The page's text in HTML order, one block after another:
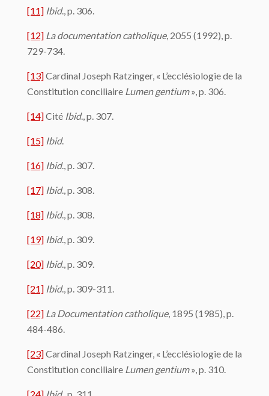
[11] Ibid., p. 306.
[12] La documentation catholique, 2055 (1992), p.
729-734.
[13]Cardinal Joseph Ratzinger, « L’ecclésiologie de la
Constitution conciliaire Lumen gentium», p. 306.
[14]Cité Ibid., p. 307.
[15] Ibid.
[16] Ibid., p. 307.
[17] Ibid., p. 308.
[18] Ibid., p. 308.
[19] Ibid., p. 309.
[20] Ibid., p. 309.
[21] Ibid., p. 309-311.
[22] La Documentation catholique, 1895 (1985), p.
484-486.
[23]Cardinal Joseph Ratzinger, « L’ecclésiologie de la
Constitution conciliaire Lumen gentium», p. 310.